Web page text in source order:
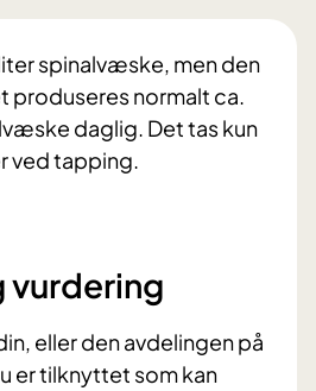
spinalvæske, men den
produseres normalt ca.
daglig. Det tas kun
ved tapping.
vurdering
eller den avdelingen på
er tilknyttet som kan